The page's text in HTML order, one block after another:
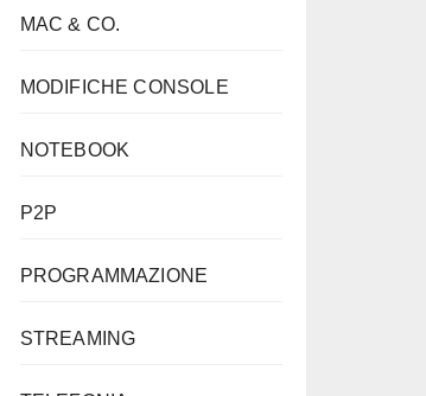
MAC & CO.
MODIFICHE CONSOLE
NOTEBOOK
P2P
PROGRAMMAZIONE
STREAMING